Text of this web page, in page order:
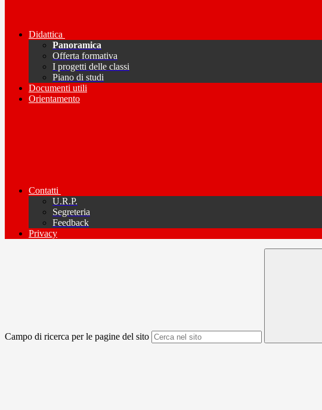
Didattica
Panoramica
Offerta formativa
I progetti delle classi
Piano di studi
Documenti utili
Orientamento
Contatti
U.R.P.
Segreteria
Feedback
Privacy
Campo di ricerca per le pagine del sito